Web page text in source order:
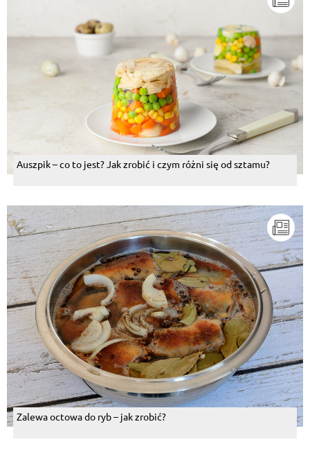
Auszpik – co to jest? Jak zrobić i czym różni się od sztamu?
Zalewa octowa do ryb – jak zrobić?